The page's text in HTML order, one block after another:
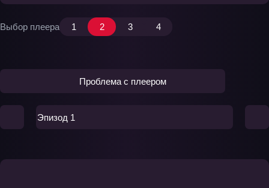
Выбор плеера 1 2 3 4
Проблема с плеером
Эпизод 1